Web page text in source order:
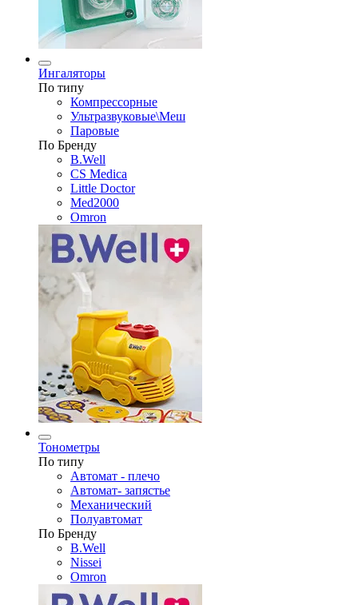
Ингаляторы
По типу
Компрессорные
Ультразвуковые\Меш
Паровые
По Бренду
B.Well
CS Medica
Little Doctor
Med2000
Omron
Тонометры
По типу
Автомат - плечо
Автомат- запястье
Механический
Полуавтомат
По Бренду
B.Well
Nissei
Omron